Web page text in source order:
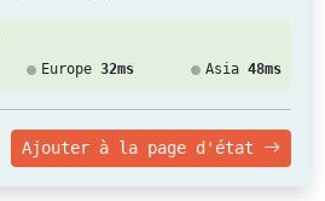
Europe 32ms Asia 48ms
Ajouter à la page d'état